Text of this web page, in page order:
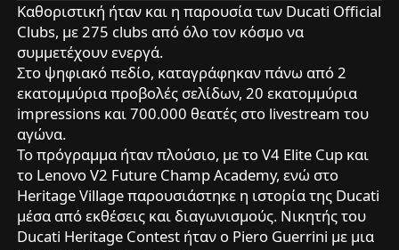
Καθοριστική ήταν και η παρουσία των Ducati Official
Clubs, με 275 clubs από όλο τον κόσμο να
συμμετέχουν ενεργά.
Στο ψηφιακό πεδίο, καταγράφηκαν πάνω από 2
εκατομμύρια προβολές σελίδων, 20 εκατομμύρια
impressions και 700.000 θεατές στο livestream του
αγώνα.
Το πρόγραμμα ήταν πλούσιο, με το V4 Elite Cup και
το Lenovo V2 Future Champ Academy, ενώ στο
Heritage Village παρουσιάστηκε η ιστορία της Ducati
μέσα από εκθέσεις και διαγωνισμούς. Νικητής του
Ducati Heritage Contest ήταν ο Piero Guerrini με μια